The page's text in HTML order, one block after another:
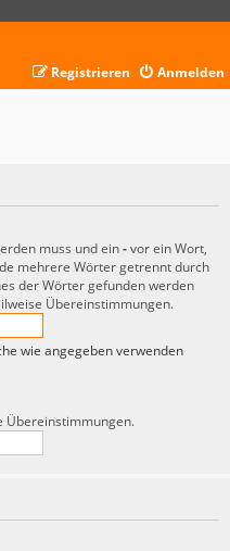
Anmelden
Registrieren
muss und ein-vor ein Wort,
mehrere Wörter getrennt durch
der Wörter gefunden werden
Übereinstimmungen.
wie angegeben verwenden
Übereinstimmungen.